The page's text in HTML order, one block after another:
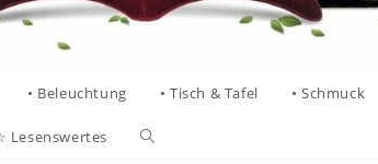
• Beleuchtung • Tisch & Tafel • Schmuck
Lesenswertes